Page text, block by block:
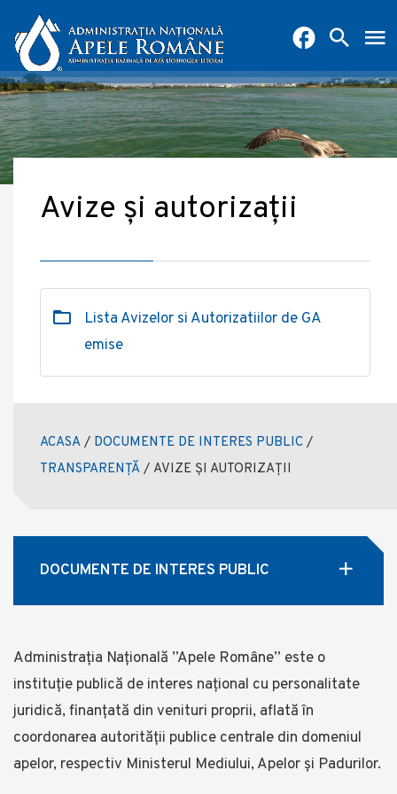
Avize și autorizații
Lista Avizelor si Autorizatiilor de GA
emise
ACASA / DOCUMENTE DE INTERES PUBLIC /
TRANSPARENȚĂ / AVIZE ȘI AUTORIZAȚII
DOCUMENTE DE INTERES PUBLIC
Administrația Națională ”Apele Române” este o
instituție publică de interes național cu personalitate
juridică, finanţată din venituri proprii, aflată în
coordonarea autorității publice centrale din domeniul
apelor, respectiv Ministerul Mediului, Apelor și Padurilor.